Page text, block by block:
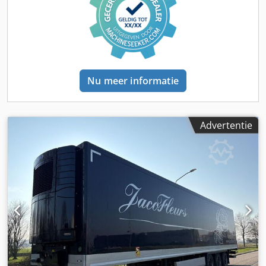
Asconfiguratie Bandenmaat: 445/45 R19.5 Cjdpfx Akszrly
Deaoha Remmen: trommelremmen Vering: luchtvering
Achteras 1: max. aslast: 9000 kg; bandenprofiel links: 10%;
bandenprofiel rechts: 10% Achteras 2: max. aslast: 9000 kg;
bandenprofiel links: 40%; bandenprofiel rechts: 40%
Achteras 3: max. aslast: 9000 kg; bandenprofiel links: 30%;
bandenprofiel rechts: 30% Gewichten Ledig gewicht: 7.310
kg Laadvermogen: 31.690 kg Toelaatbaar totaalgewicht:
goed Schade: geen Identificatie Kenteken: OL-88-DD
Nu meer informatie
Advertentie